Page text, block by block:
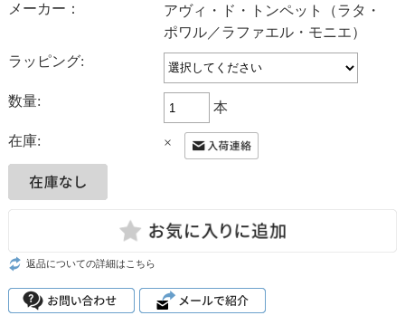
メーカー：
アヴィ・ド・トンペット（ラタ・
ポワル／ラファエル・モニエ）
ラッピング:
数量: 本
在庫: ×
返品についての詳細はこちら